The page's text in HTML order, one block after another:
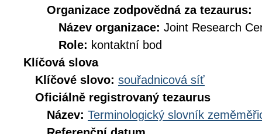
Organizace zodpovědná za tezaurus:
Název organizace: Joint Research
Role: kontaktní bod
Klíčová slova
Klíčové slovo: souřadnicová síť
Oficiálně registrovaný tezaurus
Název: Terminologický slovník